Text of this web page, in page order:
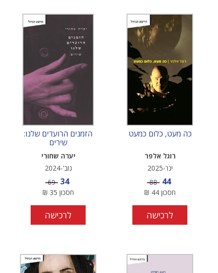
כה מעט, כלום כמעט
רוגל אלפר
ינו'-2025
מחיר מבצע
44 מחיר
88
חסכון 44
₪
לרכישה
הזמנים הרועדים שלנו:
שירים
יערה שחורי
נוב'-2024
מחיר מבצע
34 מחיר
69
חסכון 35
₪
לרכישה